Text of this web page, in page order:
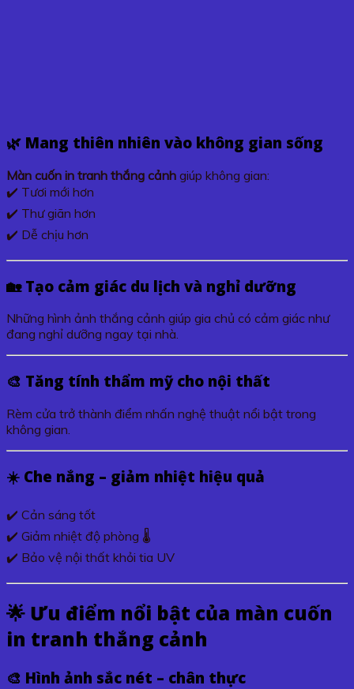
🌿 Mang thiên nhiên vào không gian sống
Màn cuốn in tranh thắng cảnh giúp không gian:
✔️ Tươi mới hơn
✔️ Thư giãn hơn
✔️ Dễ chịu hơn
🏡 Tạo cảm giác du lịch và nghỉ dưỡng
Những hình ảnh thắng cảnh giúp gia chủ có cảm giác như
đang nghỉ dưỡng ngay tại nhà.
🎨 Tăng tính thẩm mỹ cho nội thất
Rèm cửa trở thành điểm nhấn nghệ thuật nổi bật trong
không gian.
☀️ Che nắng – giảm nhiệt hiệu quả
✔️ Cản sáng tốt
✔️ Giảm nhiệt độ phòng 🌡️
✔️ Bảo vệ nội thất khỏi tia UV
🌟 Ưu điểm nổi bật của màn cuốn
in tranh thắng cảnh
🎨 Hình ảnh sắc nét – chân thực